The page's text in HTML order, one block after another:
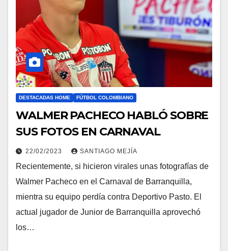
DESTACADAS HOME FÚTBOL COLOMBIANO
WALMER PACHECO HABLÓ SOBRE
SUS FOTOS EN CARNAVAL
22/02/2023 SANTIAGO MEJÍA
Recientemente, si hicieron virales unas fotografías de
Walmer Pacheco en el Carnaval de Barranquilla,
mientra su equipo perdía contra Deportivo Pasto. El
actual jugador de Junior de Barranquilla aprovechó
los…